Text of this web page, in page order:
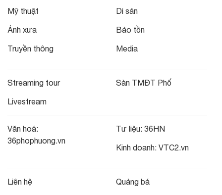
Mỹ thuật
Ảnh xưa
Truyền thông
Di sản
Bảo tồn
Media
Streaming tour
Livestream
Sàn TMĐT Phố
Văn hoá:
36phophuong.vn
Tư liệu: 36HN
Kinh doanh: VTC2.vn
Liên hệ Quảng bá